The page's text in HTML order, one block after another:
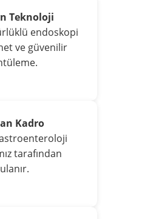
Teknoloji
endoskopi
ve güvenilir
Kadro
tarafından